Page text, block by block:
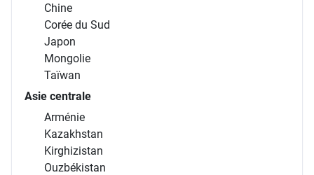
Chine
Corée du Sud
Japon
Mongolie
Taïwan
Asie centrale
Arménie
Kazakhstan
Kirghizistan
Ouzbékistan